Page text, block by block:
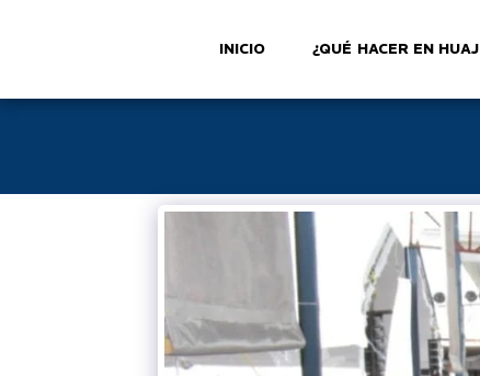
INICIO ¿QUÉ HACER EN